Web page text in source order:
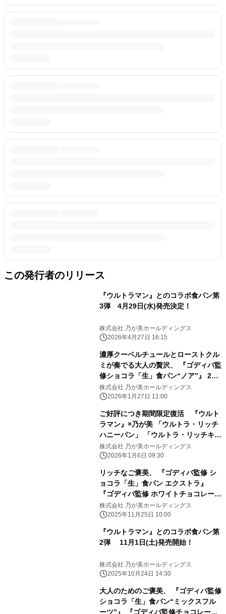
この発行者のリリース
『ウルトラマン』とのコラボ食パン第
3弾 4月29日(水)発売決定！
株式会社 乃が美ホールディングス
2026年4月27日 16:15
濃厚クーベルチュールとローストクル
ミが奏でる大人の贅沢、 『ゴディバ監
修ショコラ「生」食パン“ノア”』 2月
1日(日)新発売！
株式会社 乃が美ホールディングス
2026年1月27日 11:00
ご好評につき期間限定復活 『ウルト
ラマン』×乃が美 「ウルトラ・リッチ
ハニーパン」 「ウルトラ・リッチキャ
ラメルパン」 2026年1月10日(土)より
同時発売
株式会社 乃が美ホールディングス
2026年1月6日 09:30
リッチなご褒美、 『ゴディバ監修 シ
ョコラ「生」食パン エクストラ』
『ゴディバ監修 ホワイトチョコレート
クリーム』 12月1日(月)新発売！
株式会社 乃が美ホールディングス
2025年11月25日 10:00
『ウルトラマン』とのコラボ食パン第
2弾 11月1日(土)発売開始！
株式会社 乃が美ホールディングス
2025年10月24日 14:30
大人のためのご褒美、 『ゴディバ監修
ショコラ「生」食パン“ミックスフル
ーツ”』 『ゴディバ監修チョコレート